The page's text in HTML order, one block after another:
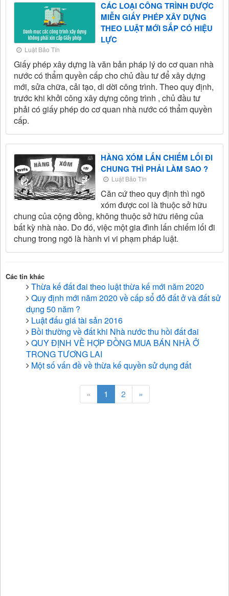
CÁC LOẠI CÔNG TRÌNH ĐƯỢC
MIỄN GIẤY PHÉP XÂY DỰNG
THEO LUẬT MỚI SẮP CÓ HIỆU
LỰC
Luật Bảo Tín
Giấy phép xây dựng là văn bản pháp lý do cơ quan nhà
nước có thẩm quyền cấp cho chủ đầu tư để xây dựng
mới, sửa chữa, cải tạo, di dời công trình. Theo quy định,
trước khi khởi công xây dựng công trình , chủ đầu tư
phải có giấy phép do cơ quan nhà nước có thẩm quyền
cấp.
HÀNG XÓM LẤN CHIẾM LỐI ĐI
CHUNG THÌ PHẢI LÀM SAO ?
Luật Bảo Tín
Căn cứ theo quy định thì ngõ
xóm được coi là thuộc sở hữu
chung của cộng đồng, không thuộc sở hữu riêng của
bất kỳ nhà nào. Do đó, việc một gia đình lấn chiếm lối đi
chung trong ngõ là hành vi vi phạm pháp luật.
Các tin khác
Thừa kế đất đai theo luật thừa kế mới năm 2020
Quy định mới năm 2020 về cấp sổ đỏ đất ở và đất sử
dụng 50 năm ?
Luật đấu giá tài sản 2016
Bồi thường về đất khi Nhà nước thu hồi đất đai
QUY ĐỊNH VỀ HỢP ĐỒNG MUA BÁN NHÀ Ở
TRONG TƯƠNG LAI
Một số vấn đề về thừa kế quyền sử dụng đất
« 1 2 »